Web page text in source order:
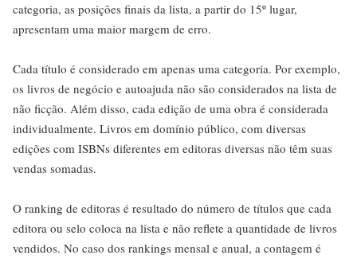
categoria, as posições finais da lista, a partir do 15º lugar,
apresentam uma maior margem de erro.
Cada título é considerado em apenas uma categoria. Por exemplo,
os livros de negócio e autoajuda não são considerados na lista de
não ficção. Além disso, cada edição de uma obra é considerada
individualmente. Livros em domínio público, com diversas
edições com ISBNs diferentes em editoras diversas não têm suas
vendas somadas.
O ranking de editoras é resultado do número de títulos que cada
editora ou selo coloca na lista e não reflete a quantidade de livros
vendidos. No caso dos rankings mensal e anual, a contagem é